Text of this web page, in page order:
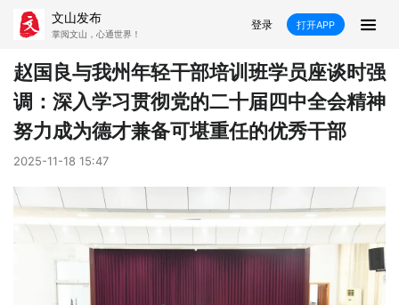
文山发布
掌阅文山，心通世界！
登录 打开APP
新闻
飞卡阅读 推荐 政声 好在文山
康养 社会 科教
民族 商务
赵国良与我州年轻干部培训班学员座谈时强
调：深入学习贯彻党的二十届四中全会精神
努力成为德才兼备可堪重任的优秀干部
2025-11-18 15:47